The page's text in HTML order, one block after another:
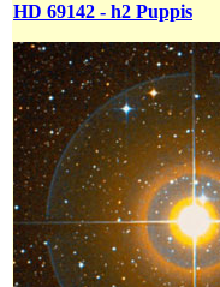
HD 69142 - h2 Puppis